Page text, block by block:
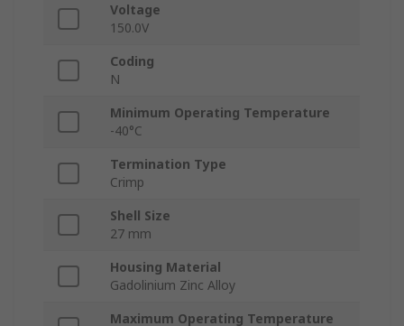
Voltage
150.0V
Coding
N
Minimum Operating Temperature
-40°C
Termination Type
Crimp
Shell Size
27 mm
Housing Material
Gadolinium Zinc Alloy
Maximum Operating Temperature